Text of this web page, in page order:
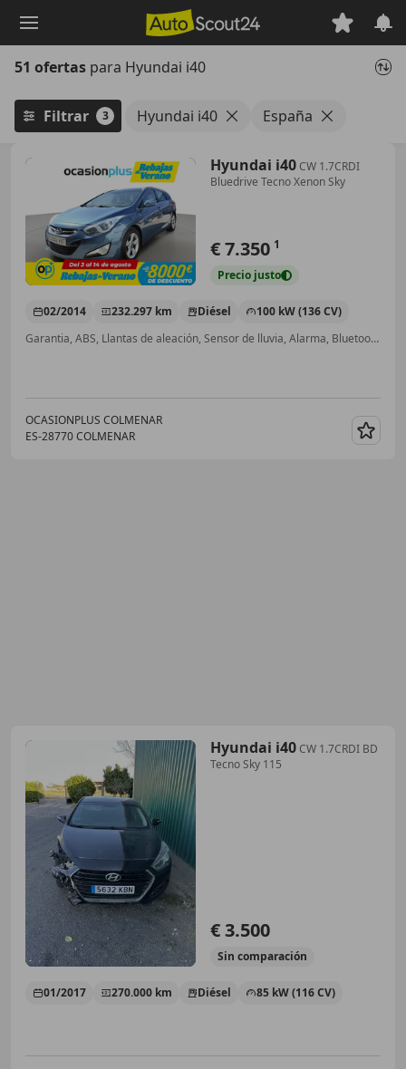
principal
51 ofertas para Hyundai i40
Filtrar 3 Hyundai i40 España
Hyundai i40CW 1.7CRDI
Bluedrive Tecno Xenon Sky
€ 7.350 1
Precio justo
02/2014 232.297 km Diésel
100 kW (136 CV)
Garantia, ABS, Llantas de aleación, Sensor de lluvia, Alarma, Bluetooth, Faros de xenon, Airbags laterales
OCASIONPLUS COLMENAR
ES-28770 COLMENAR
Hyundai i40CW 1.7CRDI BD
Tecno Sky 115
€ 3.500
Sin comparación
01/2017 270.000 km Diésel 85 kW (116 CV)